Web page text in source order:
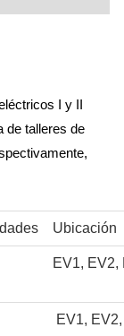
I y II
de talleres de
Ubicación
EV1, EV2,
EV1,